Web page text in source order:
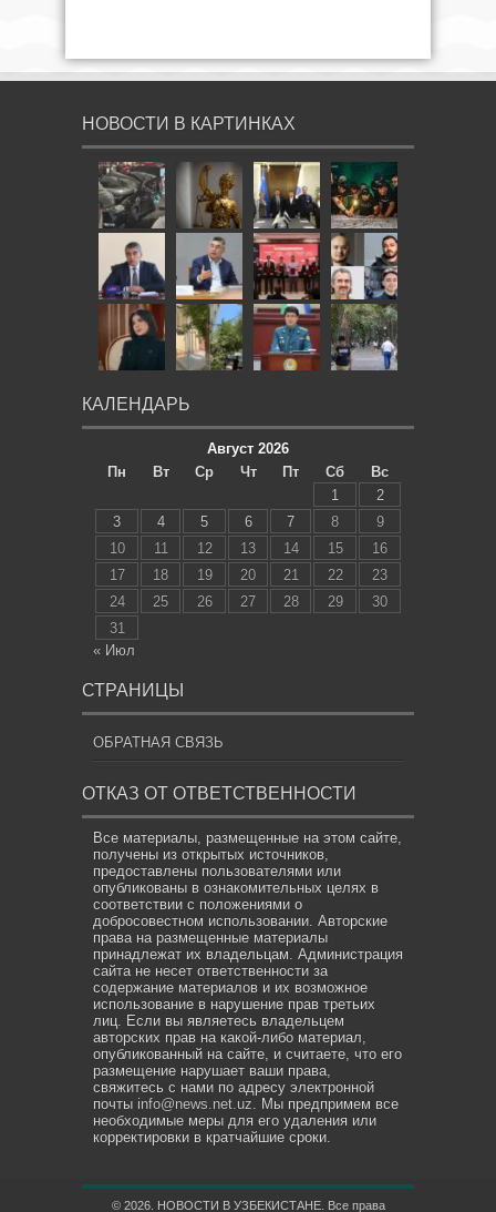
НОВОСТИ В КАРТИНКАХ
КАЛЕНДАРЬ
Август 2026
Пн
Вт Ср Чт Пт Сб
Вс
1
2
3
4 5 6 7 8
9
10
11 12 13 14 15
16
17
18 19 20 21 22
23
24
25 26 27 28 29
30
31
« Июл
СТРАНИЦЫ
ОБРАТНАЯ СВЯЗЬ
ОТКАЗ ОТ ОТВЕТСТВЕННОСТИ
Все материалы, размещенные на этом сайте,
получены из открытых источников,
предоставлены пользователями или
опубликованы в ознакомительных целях в
соответствии с положениями о
добросовестном использовании. Авторские
права на размещенные материалы
принадлежат их владельцам. Администрация
сайта не несет ответственности за
содержание материалов и их возможное
использование в нарушение прав третьих
лиц. Если вы являетесь владельцем
авторских прав на какой-либо материал,
опубликованный на сайте, и считаете, что его
размещение нарушает ваши права,
свяжитесь с нами по адресу электронной
почты info@news.net.uz. Мы предпримем все
необходимые меры для его удаления или
корректировки в кратчайшие сроки.
© 2026. НОВОСТИ В УЗБЕКИСТАНЕ. Все права